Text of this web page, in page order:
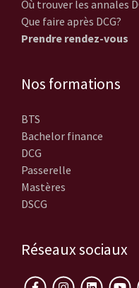
Où trouver les annales
Que faire après DCG?
Prendre rendez-vous
Nos formations
BTS
Bachelor finance
DCG
Passerelle
Mastères
DSCG
Réseaux sociaux